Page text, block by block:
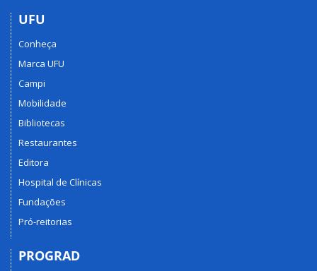
UFU
Conheça
Marca UFU
Campi
Mobilidade
Bibliotecas
Restaurantes
Editora
Hospital de Clínicas
Fundações
Pró-reitorias
PROGRAD